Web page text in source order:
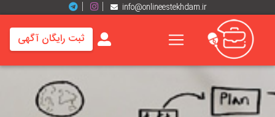
info@onlineestekhdam.ir
خانه
های
شغلی
ثبت رایگان آگهی